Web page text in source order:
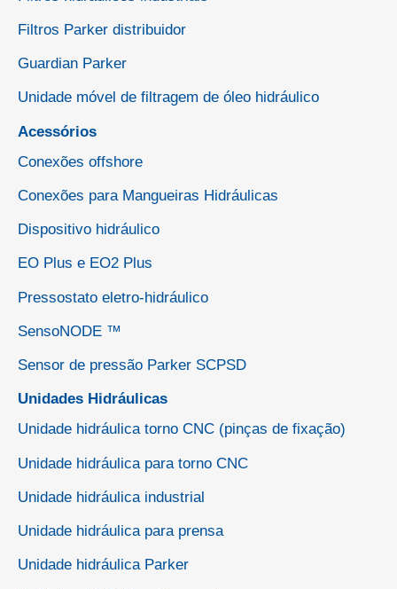
Filtros Parker distribuidor
Guardian Parker
Unidade móvel de filtragem de óleo hidráulico
Acessórios
Conexões offshore
Conexões para Mangueiras Hidráulicas
Dispositivo hidráulico
EO Plus e EO2 Plus
Pressostato eletro-hidráulico
SensoNODE ™
Sensor de pressão Parker SCPSD
Unidades Hidráulicas
Unidade hidráulica torno CNC (pinças de fixação)
Unidade hidráulica para torno CNC
Unidade hidráulica industrial
Unidade hidráulica para prensa
Unidade hidráulica Parker